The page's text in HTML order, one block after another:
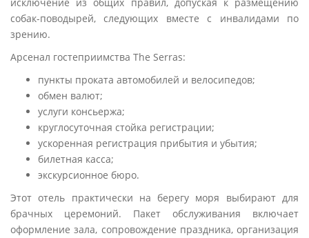
собак-поводырей, следующих вместе с инвалидами по
зрению.
Арсенал гостеприимства The Serras:
пункты проката автомобилей и велосипедов;
обмен валют;
услуги консьержа;
круглосуточная стойка регистрации;
ускоренная регистрация прибытия и убытия;
билетная касса;
экскурсионное бюро.
Этот отель практически на берегу моря выбирают для
брачных церемоний. Пакет обслуживания включает
оформление зала, сопровождение праздника, организация